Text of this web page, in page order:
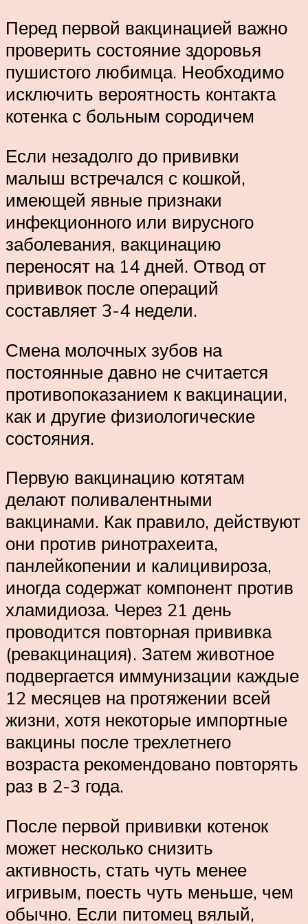
Перед первой вакцинацией важно
проверить состояние здоровья
пушистого любимца. Необходимо
исключить вероятность контакта
котенка с больным сородичем
Если незадолго до прививки
малыш встречался с кошкой,
имеющей явные признаки
инфекционного или вирусного
заболевания, вакцинацию
переносят на 14 дней. Отвод от
прививок после операций
составляет 3-4 недели.
Смена молочных зубов на
постоянные давно не считается
противопоказанием к вакцинации,
как и другие физиологические
состояния.
Первую вакцинацию котятам
делают поливалентными
вакцинами. Как правило, действуют
они против ринотрахеита,
панлейкопении и калицивироза,
иногда содержат компонент против
хламидиоза. Через 21 день
проводится повторная прививка
(ревакцинация). Затем животное
подвергается иммунизации каждые
12 месяцев на протяжении всей
жизни, хотя некоторые импортные
вакцины после трехлетнего
возраста рекомендовано повторять
раз в 2-3 года.
После первой прививки котенок
может несколько снизить
активность, стать чуть менее
игривым, поесть чуть меньше, чем
обычно. Если питомец вялый,